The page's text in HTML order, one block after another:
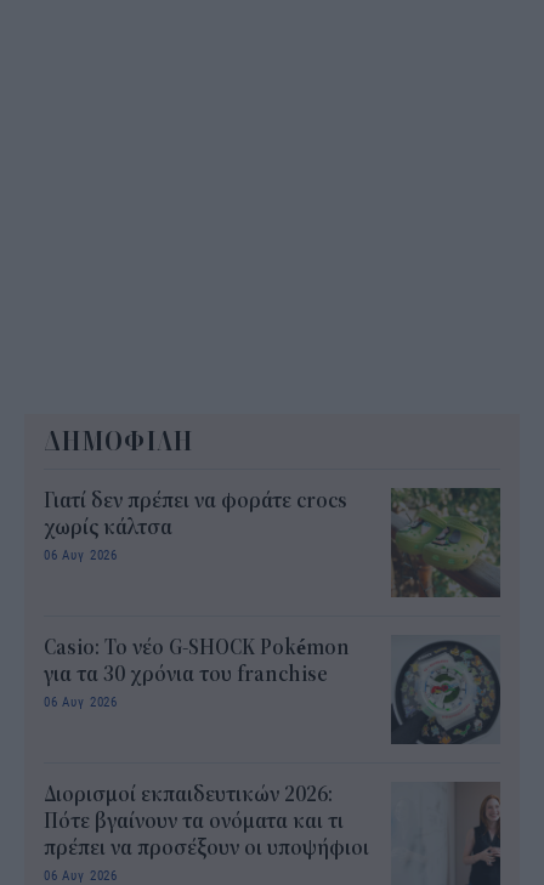
ΔΗΜΟΦΙΛΗ
Γιατί δεν πρέπει να φοράτε crocs
χωρίς κάλτσα
06 Αυγ 2026
Casio: Το νέο G-SHOCK Pokémon
για τα 30 χρόνια του franchise
06 Αυγ 2026
Διορισμοί εκπαιδευτικών 2026:
Πότε βγαίνουν τα ονόματα και τι
πρέπει να προσέξουν οι υποψήφιοι
06 Αυγ 2026